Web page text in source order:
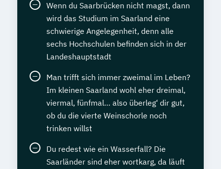
Wenn du Saarbrücken nicht magst, dann
wird das Studium im Saarland eine
schwierige Angelegenheit, denn alle
sechs Hochschulen befinden sich in der
Landeshauptstadt
Man trifft sich immer zweimal im Leben?
Im kleinen Saarland wohl eher dreimal,
viermal, fünfmal… also überleg‘ dir gut,
ob du die vierte Weinschorle noch
trinken willst
Du redest wie ein Wasserfall? Die
Saarländer sind eher wortkarg, da läuft